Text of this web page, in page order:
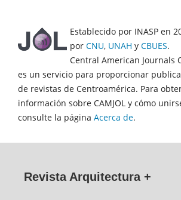
Establecido por INASP en
por CNU, UNAH y CBUES.
Central American Journals
es un servicio para proporcionar
de revistas de Centroamérica. Para
información sobre CAMJOL y cómo
consulte la página Acerca de.
Revista Arquitectura +